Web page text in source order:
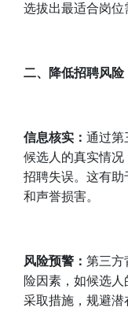
选拔出最适合岗位
二、 降低招聘风险
信息核实： 通过第
候选人的真实情
招聘失误。这有
和声誉损害。
风险预警： 第三方
险因素，如候选
采取措施，规避潜